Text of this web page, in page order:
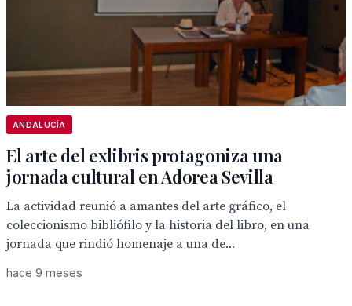
ANDALUCÍA
El arte del exlibris protagoniza una
jornada cultural en Adorea Sevilla
La actividad reunió a amantes del arte gráfico, el
coleccionismo bibliófilo y la historia del libro, en una
jornada que rindió homenaje a una de...
hace 9 meses